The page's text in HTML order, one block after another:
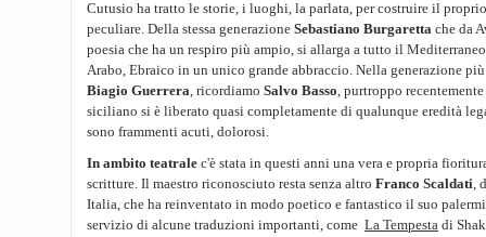
Cutusio ha tratto le storie, i luoghi, la parlata, per costruire il
peculiare. Della stessa generazione Sebastiano Burgaretta che da
poesia che ha un respiro più ampio, si allarga a tutto il
Arabo, Ebraico in un unico grande abbraccio. Nella generazione
Biagio Guerrera, ricordiamo Salvo Basso, purtroppo
siciliano si è liberato quasi completamente di qualunque eredità
sono frammenti acuti, dolorosi.
In ambito teatrale c'è stata in questi anni una vera e propria
scritture. Il maestro riconosciuto resta senza altro Franco Scaldati,
Italia, che ha reinventato in modo poetico e fantastico il suo
servizio di alcune traduzioni importanti, come La Tempesta di